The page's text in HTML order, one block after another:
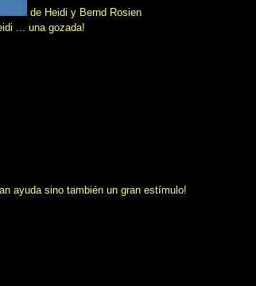
de Heidi y Bernd Rosien
... una gozada!
ayuda sino también un gran estímulo!